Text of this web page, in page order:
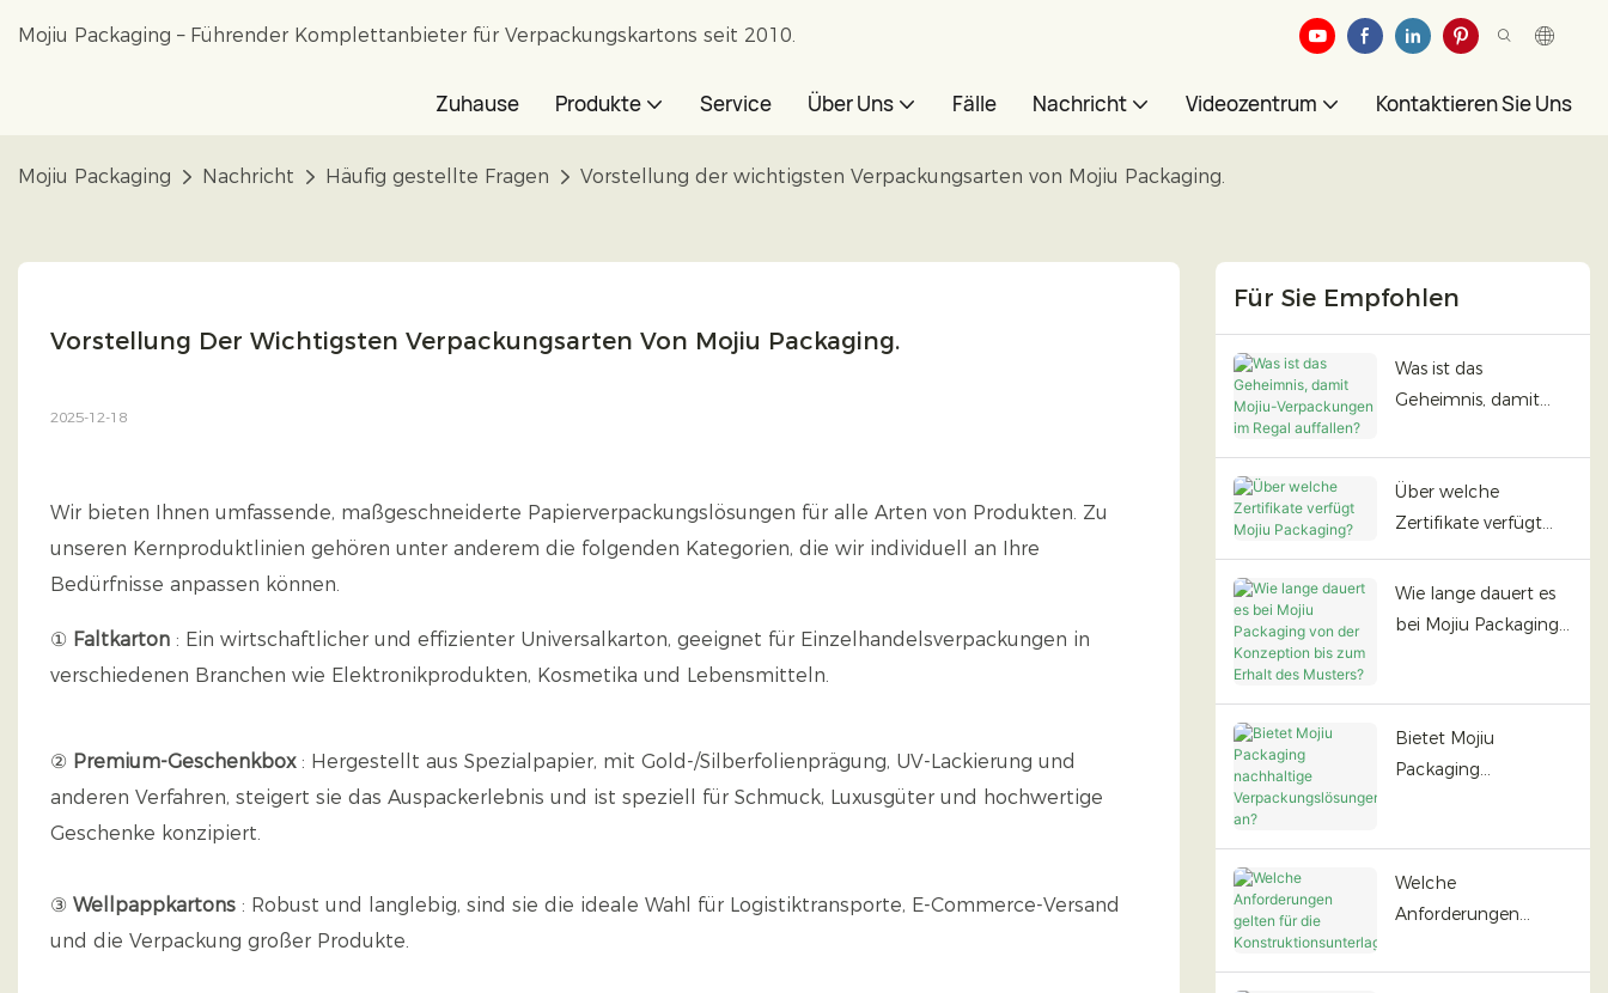
Mojiu Packaging – Führender Komplettanbieter für Verpackungskartons seit 2010.
Zuhause Produkte Service Über Uns Fälle Nachricht Videozentrum Kontaktieren Sie Uns
Mojiu Packaging Nachricht Häufig gestellte Fragen Vorstellung der wichtigsten Verpackungsarten von Mojiu Packaging.
Vorstellung Der Wichtigsten Verpackungsarten Von Mojiu Packaging.
2025-12-18
Wir bieten Ihnen umfassende, maßgeschneiderte Papierverpackungslösungen für alle Arten von Produkten. Zu
unseren Kernproduktlinien gehören unter anderem die folgenden Kategorien, die wir individuell an Ihre
Bedürfnisse anpassen können.
① Faltkarton: Ein wirtschaftlicher und effizienter Universalkarton, geeignet für Einzelhandelsverpackungen in
verschiedenen Branchen wie Elektronikprodukten, Kosmetika und Lebensmitteln.
② Premium-Geschenkbox: Hergestellt aus Spezialpapier, mit Gold-/Silberfolienprägung, UV-Lackierung und
anderen Verfahren, steigert sie das Auspackerlebnis und ist speziell für Schmuck, Luxusgüter und hochwertige
Geschenke konzipiert.
③ Wellpappkartons: Robust und langlebig, sind sie die ideale Wahl für Logistiktransporte, E-Commerce-Versand
und die Verpackung großer Produkte.
Für Sie Empfohlen
Was ist das
Geheimnis, damit
im Regal auffallen?
Über welche
Zertifikate verfügt
Mojiu Packaging?
Wie lange dauert es
bei Mojiu Packaging
Bietet Mojiu
Packaging
Welche
Anforderungen
Konstruktionsunterla